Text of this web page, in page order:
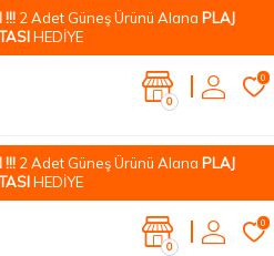
!!! 2 Adet Güneş Ürünü Alana PLAJ
HEDİYE
0
0
!!! 2 Adet Güneş Ürünü Alana PLAJ
HEDİYE
0
0